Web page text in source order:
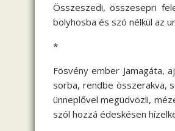
Összeszedi, összesepri
bolyhosba és szó nélkül az
*
Fösvény ember Jamagáta,
sorba, rendbe összerakva,
ünneplővel megüdvözli,
szól hozzá édeskésen